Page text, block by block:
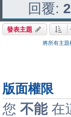
回覆: 2
發表主題
將所有主題
版面權限
您 不能在